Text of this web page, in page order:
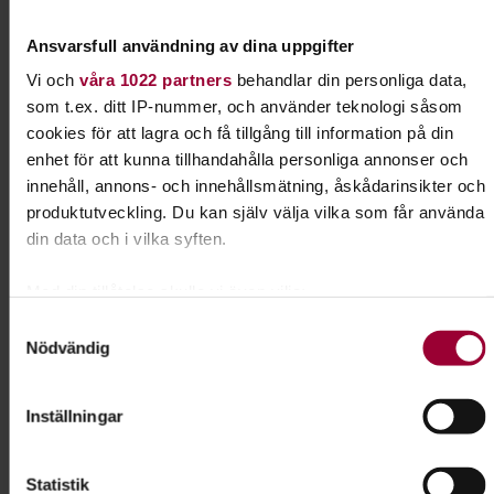
Ansvarsfull användning av dina uppgifter
Vi och våra 1022 partnersbehandlar din personliga data,
som t.ex. ditt IP-nummer, och använder teknologi såsom
cookies för att lagra och få tillgång till information på din
enhet för att kunna tillhandahålla personliga annonser och
innehåll, annons- och innehållsmätning, åskådarinsikter och
produktutveckling. Du kan själv välja vilka som får använda
din data och i vilka syften.
kan ha en noggrannhet på upp till flera meter
Ta reda på mer om hur dina personliga uppgifter behandlas
ändra eller dra tillbaka ditt samtycke när som helst från
Nödvändig
Inställningar
Statistik
Kontakt
Caroline Karlqvist
Folkbildningsutvecklare,
Profilområdesansvarig Djur
Skicka e-post
0510-77 90 45
Dela: Facebook LinkedIn E-mail
Har du hund eller planerar du att skaffa en valp?
Grattis! Det finns massor av roliga saker du kan